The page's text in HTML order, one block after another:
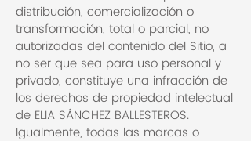
distribución, comercialización o
transformación, total o parcial, no
autorizadas del contenido del Sitio, a
no ser que sea para uso personal y
privado, constituye una infracción de
los derechos de propiedad intelectual
de ELIA SÁNCHEZ BALLESTEROS.
Igualmente, todas las marcas o